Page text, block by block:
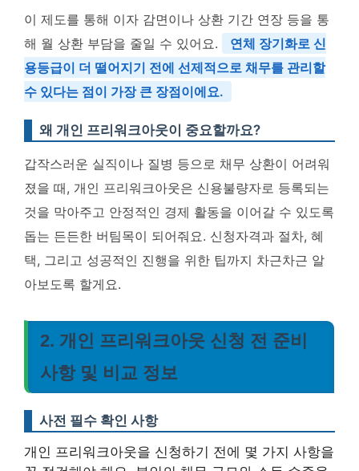
이 제도를 통해 이자 감면이나 상환 기간 연장 등을 통
해 월 상환 부담을 줄일 수 있어요.
연체 장기화로 신
용등급이 더 떨어지기 전에 선제적으로 채무를 관리할
수 있다는 점이 가장 큰 장점이에요.
왜 개인 프리워크아웃이 중요할까요?
갑작스러운 실직이나 질병 등으로 채무 상환이 어려워
졌을 때, 개인 프리워크아웃은 신용불량자로 등록되는
것을 막아주고 안정적인 경제 활동을 이어갈 수 있도록
돕는 든든한 버팀목이 되어줘요. 신청자격과 절차, 혜
택, 그리고 성공적인 진행을 위한 팁까지 차근차근 알
아보도록 할게요.
2. 개인 프리워크아웃 신청 전 준비
사항 및 비교 정보
사전 필수 확인 사항
개인 프리워크아웃을 신청하기 전에 몇 가지 사항을